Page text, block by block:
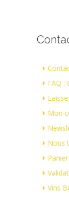
FAQ :
Mon
Nous
Panier
Vins